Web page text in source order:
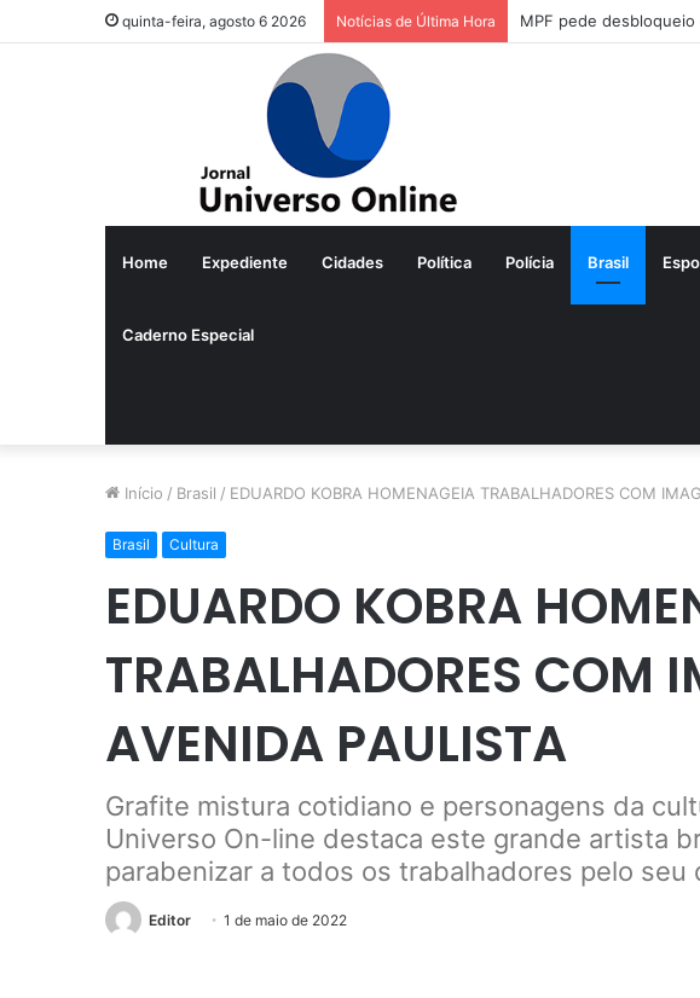
quinta-feira, agosto 6 2026 Notícias de Última Hora Professor Alcides
Home Expediente Cidades Política Polícia Brasil
Caderno Especial
Início / Brasil / EDUARDO KOBRA HOMENAGEIA TRABALHADORES COM
Brasil Cultura
EDUARDO KOBRA
TRABALHADORES COM
AVENIDA PAULISTA
Grafite mistura cotidiano e personagens da
Universo On-line destaca este grande artista
parabenizar a todos os trabalhadores pelo seu
Editor 1 de maio de 2022